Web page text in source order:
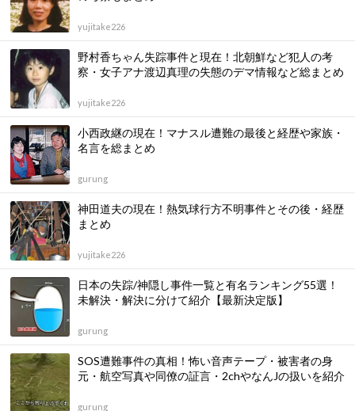
yujitake226
野村香ちゃん失踪事件と現在！北朝鮮など犯人の考
察・女子アナ渡辺真理の失態のデマ情報など総まとめ
yujitake226
小西政継の現在！マナスル遭難の最後と経歴や家族・
名言を総まとめ
gurung
神田道夫の現在！熱気球行方不明事件とその後・経歴
まとめ
yujitake226
日本の失踪/神隠し事件一覧と有名ランキング55選！
未解決・解決に分けて紹介【最新決定版】
gurung
SOS遭難事件の真相！怖い音声テープ・被害者の身
元・航空写真や同僚の証言・2chやなんJの扱いを紹介
gurung